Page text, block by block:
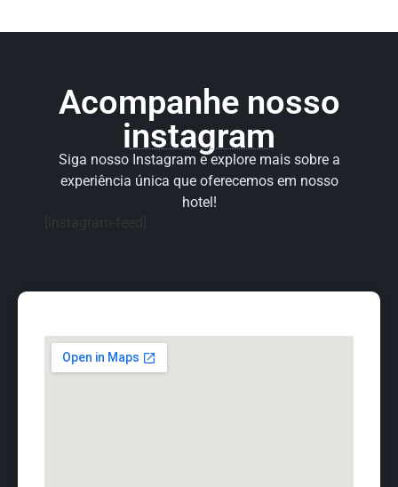
Acompanhe nosso
instagram
Siga nosso Instagram e explore mais sobre a
experiência única que oferecemos em nosso
hotel!